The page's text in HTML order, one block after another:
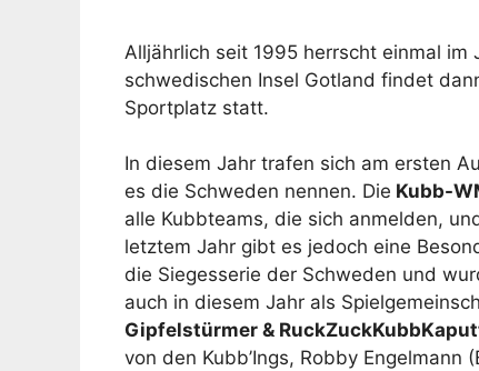
Alljährlich seit 1995 herrscht einmal
schwedischen Insel Gotland findet
Sportplatz statt.
In diesem Jahr trafen sich am ersten
es die Schweden nennen. Die Kubb-
alle Kubbteams, die sich anmelden,
letztem Jahr gibt es jedoch eine
die Siegesserie der Schweden und
auch in diesem Jahr als
Gipfelstürmer &
von den Kubb’Ings, Robby Engelmann